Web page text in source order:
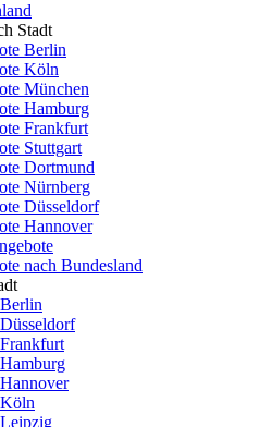
Stadt
Berlin
Köln
München
Hamburg
Frankfurt
Stuttgart
Dortmund
Nürnberg
Düsseldorf
Hannover
nach Bundesland